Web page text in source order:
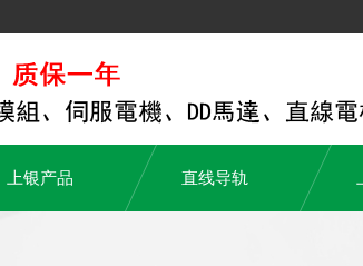
上银产品 直线导轨